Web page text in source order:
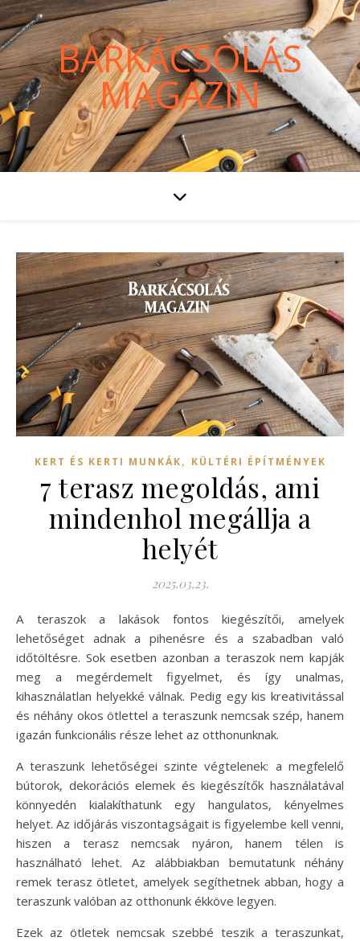
BARKÁCSOLÁS
MAGAZIN
KERT ÉS KERTI MUNKÁK, KÜLTÉRI ÉPÍTMÉNYEK
7 terasz megoldás, ami
mindenhol megállja a
helyét
2025.03.23.
A teraszok a lakások fontos kiegészítői, amelyek
lehetőséget adnak a pihenésre és a szabadban való
időtöltésre. Sok esetben azonban a teraszok nem kapják
meg a megérdemelt figyelmet, és így unalmas,
kihasználatlan helyekké válnak. Pedig egy kis kreativitással
és néhány okos ötlettel a teraszunk nemcsak szép, hanem
igazán funkcionális része lehet az otthonunknak.
A teraszunk lehetőségei szinte végtelenek: a megfelelő
bútorok, dekorációs elemek és kiegészítők használatával
könnyedén kialakíthatunk egy hangulatos, kényelmes
helyet. Az időjárás viszontagságait is figyelembe kell venni,
hiszen a terasz nemcsak nyáron, hanem télen is
használható lehet. Az alábbiakban bemutatunk néhány
remek terasz ötletet, amelyek segíthetnek abban, hogy a
teraszunk valóban az otthonunk ékköve legyen.
Ezek az ötletek nemcsak szebbé teszik a teraszunkat,